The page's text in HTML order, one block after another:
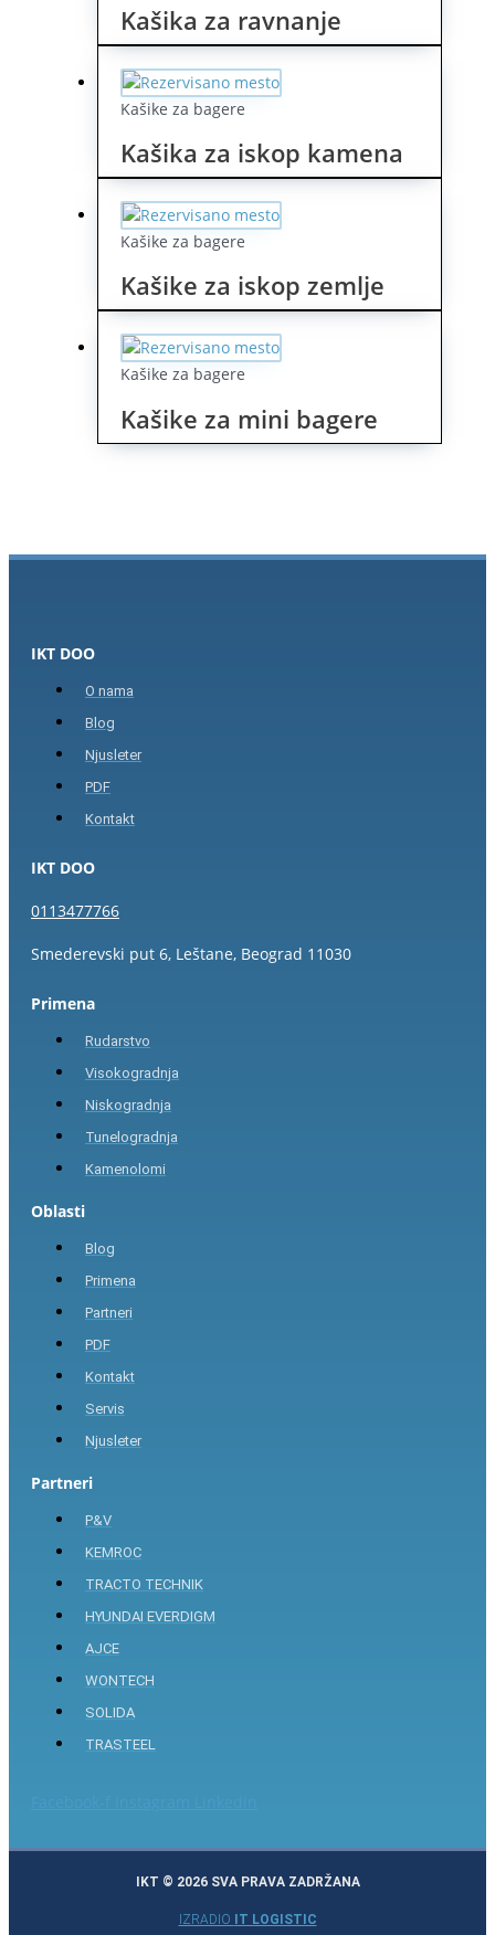
Kašika za ravnanje
Kašike za bagere
Kašika za iskop kamena
Kašike za bagere
Kašike za iskop zemlje
Kašike za bagere
Kašike za mini bagere
IKT DOO
O nama
Blog
Njusleter
PDF
Kontakt
IKT DOO
0113477766
Smederevski put 6, Leštane, Beograd 11030
Primena
Rudarstvo
Visokogradnja
Niskogradnja
Tunelogradnja
Kamenolomi
Oblasti
Blog
Primena
Partneri
PDF
Kontakt
Servis
Njusleter
Partneri
P&V
KEMROC
TRACTO TECHNIK
HYUNDAI EVERDIGM
AJCE
WONTECH
SOLIDA
TRASTEEL
IKT © 2026 SVA PRAVA ZADRŽANA
IZRADIO IT LOGISTIC